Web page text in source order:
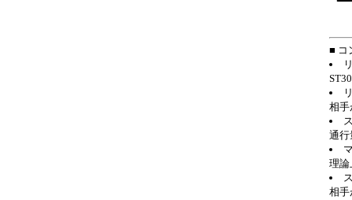
■ コ
相手
通行
理論
相手